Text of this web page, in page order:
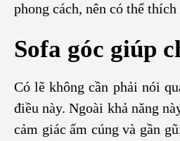
phong cách, nên có thể
Sofa góc giúp
Có lẽ không cần phải nói
điều này. Ngoài khả năng
cảm giác ấm cúng và gần